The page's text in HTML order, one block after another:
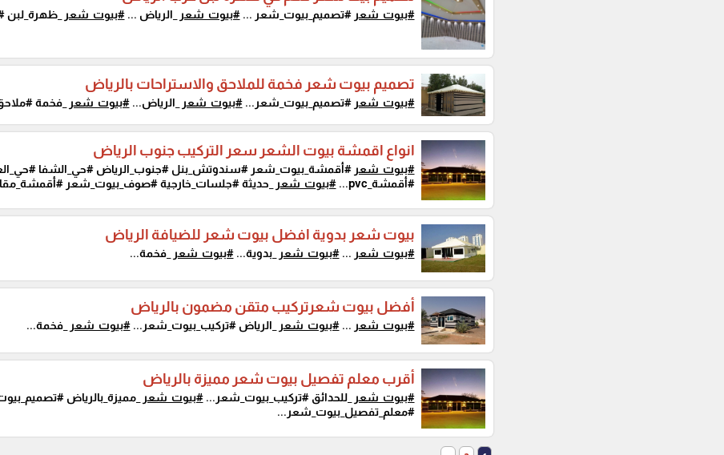
#بيوت_شعر #تصميم_بيوت_شعر ...#بيوت_شعر _الرياض ...#بيوت_شعر _ظهرة_لبن
تصميم بيوت شعر فخمة للملاحق والاستراحات بالرياض
#بيوت_شعر #تصميم_بيوت_شعر...#بيوت_شعر _الرياض...#بيوت_شعر _فخمة
انواع اقمشة بيوت الشعر سعر التركيب جنوب الرياض
#بيوت_شعر #أقمشة_بيوت_شعر #سندوتش_بنل #جنوب_الرياض #حي_الشفا
#أقمشة_pvc...
#بيوت_شعر _حديثة #جلسات_خارجية #صوف_بيوت_شعر
بيوت شعر بدوية افضل بيوت شعر للضيافة الرياض
#بيوت_شعر ...#بيوت_شعر _بدوية...#بيوت_شعر _فخمة...
أفضل بيوت شعرتركيب متقن مضمون بالرياض
#بيوت_شعر ...#بيوت_شعر _الرياض #تركيب_بيوت_شعر...#بيوت_شعر _فخمة...
أقرب معلم تفصيل بيوت شعر مميزة بالرياض
#بيوت_شعر _للحدائق #تركيب_بيوت_شعر...#بيوت_شعر _مميزة_بالرياض
#معلم_تفصيل_بيوت_شعر...